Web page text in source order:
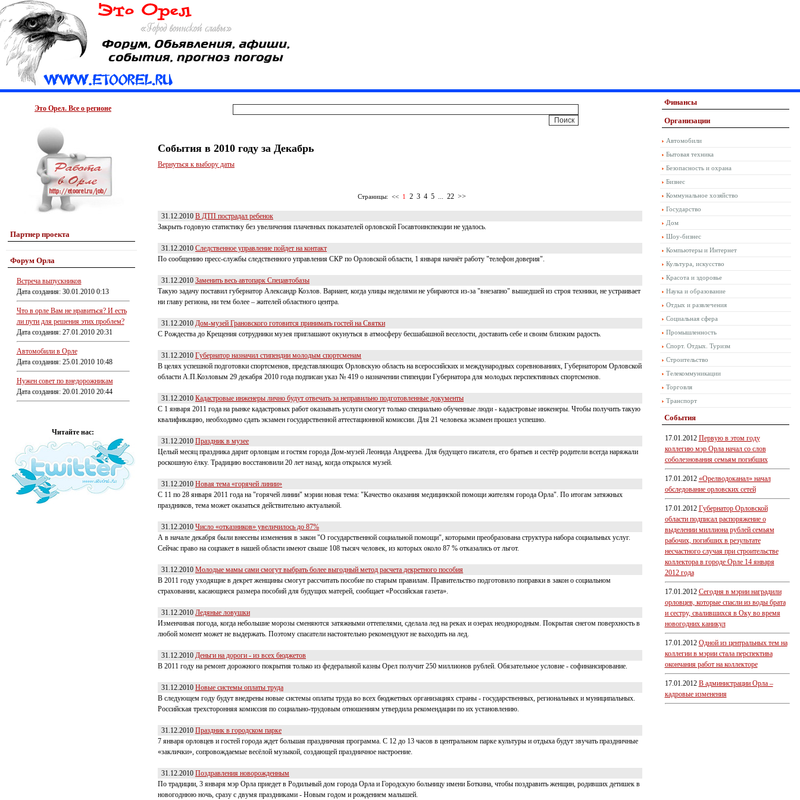
Это Орел. Все о регионе
Партнер проекта
Форум Орла
Встреча выпускников
Дата создания: 30.01.2010 0:13
Что в орле Вам не нравиться? И есть
ли пути для решения этих проблем?
Дата создания: 27.01.2010 20:31
Автомобили в Орле
Дата создания: 25.01.2010 10:48
Нужен совет по внедорожникам
Дата создания: 20.01.2010 20:44
Читайте нас:
События в 2010 году за Декабрь
Вернуться к выбору даты
Страницы: << 1 2 3 4 5 22 >>
31.12.2010 В ДТП пострадал ребенок
Закрыть годовую статистику без увеличения плачевных показателей орловской Госавтоинспекции не удалось.
31.12.2010 Следственное управление пойдет на контакт
По сообщению пресс-службы следственного управления СКР по Орловской области, 1 января начнёт работу "телефон доверия".
31.12.2010 Заменить весь автопарк Спецавтобазы
Такую задачу поставил губернатор Александр Козлов. Вариант, когда улицы неделями не убираются из-за "внезапно" вышедшей из строя техники, не устраивает
ни главу региона, ни тем более – жителей областного центра.
31.12.2010 Дом-музей Грановского готовится принимать гостей на Святки
С Рождества до Крещения сотрудники музея приглашают окунуться в атмосферу бесшабашной веселости, доставить себе и своим близким радость.
31.12.2010 Губернатор назначил стипендии молодым спортсменам
В целях успешной подготовки спортсменов, представляющих Орловскую область на всероссийских и международных соревнованиях, Губернатором Орловской
области А.П.Козловым 29 декабря 2010 года подписан указ № 419 о назначении стипендии Губернатора для молодых перспективных спортсменов.
31.12.2010 Кадастровые инженеры лично будут отвечать за неправильно подготовленные документы
С 1 января 2011 года на рынке кадастровых работ оказывать услуги смогут только специально обученные люди - кадастровые инженеры. Чтобы получить такую
квалификацию, необходимо сдать экзамен государственной аттестационной комиссии. Для 21 человека экзамен прошел успешно.
31.12.2010 Праздник в музее
Целый месяц праздника дарит орловцам и гостям города Дом-музей Леонида Андреева. Для будущего писателя, его братьев и сестёр родители всегда наряжали
роскошную ёлку. Традицию восстановили 20 лет назад, когда открылся музей.
31.12.2010 Новая тема «горячей линии»
С 11 по 28 января 2011 года на "горячей линии" мэрии новая тема: "Качество оказания медицинской помощи жителям города Орла". По итогам затяжных
праздников, тема может оказаться действительно актуальной.
31.12.2010 Число «отказников» увеличилось до 87%
А в начале декабря были внесены изменения в закон "О государственной социальной помощи", которыми преобразована структура набора социальных услуг.
Сейчас право на соцпакет в нашей области имеют свыше 108 тысяч человек, из которых около 87 % отказались от льгот.
31.12.2010 Молодые мамы сами смогут выбрать более выгодный метод расчета декретного пособия
В 2011 году уходящие в декрет женщины смогут рассчитать пособие по старым правилам. Правительство подготовило поправки в закон о социальном
страховании, касающиеся размера пособий для будущих матерей, сообщает «Российская газета».
31.12.2010 Ледяные ловушки
Изменчивая погода, когда небольшие морозы сменяются затяжными оттепелями, сделала лед на реках и озерах неоднородным. Покрытая снегом поверхность в
любой момент может не выдержать. Поэтому спасатели настоятельно рекомендуют не выходить на лед.
31.12.2010 Деньги на дороги - из всех бюджетов
В 2011 году на ремонт дорожного покрытия только из федеральной казны Орел получит 250 миллионов рублей. Обязательное условие - софинансирование.
31.12.2010 Новые системы оплаты труда
В следующем году будут внедрены новые системы оплаты труда во всех бюджетных организациях страны - государственных, региональных и муниципальных.
Российская трехсторонняя комиссия по социально-трудовым отношениям утвердила рекомендации по их установлению.
31.12.2010 Праздник в городском парке
7 января орловцев и гостей города ждет большая праздничная программа. С 12 до 13 часов в центральном парке культуры и отдыха будут звучать праздничные
«заклички», сопровождаемые весёлой музыкой, создающей праздничное настроение.
31.12.2010 Поздравления новорожденным
По традиции, 3 января мэр Орла приедет в Родильный дом города Орла и Городскую больницу имени Боткина, чтобы поздравить женщин, родивших детишек в
новогоднюю ночь, сразу с двумя праздниками - Новым годом и рождением малышей.
Финансы
Организации
Автомобили
Бытовая техника
Безопасность и охрана
Бизнес
Коммунальное хозяйство
Государство
Дом
Шоу-бизнес
Компьютеры и Интернет
Культура, искусство
Красота и здоровье
Наука и образование
Отдых и развлечения
Социальная сфера
Промышленность
Спорт. Отдых. Туризм
Строительство
Телекоммуникации
Торговля
Транспорт
События
17.01.2012 Первую в этом году
коллегию мэр Орла начал со слов
соболезнования семьям погибших
17.01.2012 «Орелводоканал» начал
обследование орловских сетей
17.01.2012 Губернатор Орловской
области подписал распоряжение о
выделении миллиона рублей семьям
рабочих, погибших в результате
несчастного случая при строительстве
коллектора в городе Орле 14 января
2012 года
17.01.2012 Сегодня в мэрии наградили
орловцев, которые спасли из воды брата
и сестру, свалившихся в Оку во время
новогодних каникул
17.01.2012 Одной из центральных тем на
коллегии в мэрии стала перспектива
окончания работ на коллекторе
17.01.2012 В администрации Орла –
кадровые изменения